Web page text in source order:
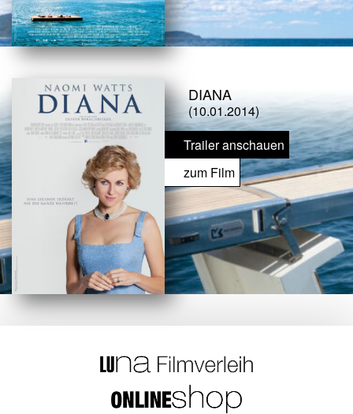
DIANA
(10.01.2014)
Trailer anschauen
zum Film